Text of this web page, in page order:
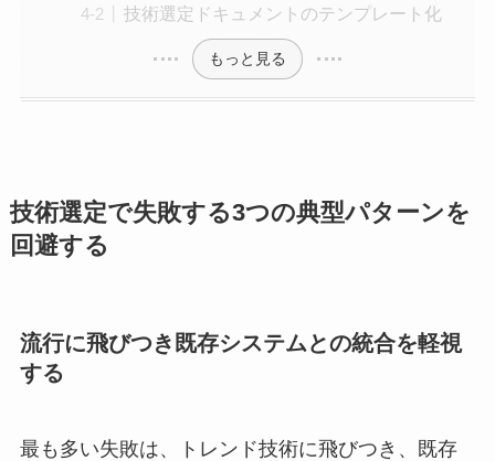
技術選定ドキュメントのテンプレート化
もっと見る
技術選定で失敗する3つの典型パターンを
回避する
流行に飛びつき既存システムとの統合を軽視
する
最も多い失敗は、トレンド技術に飛びつき、既存